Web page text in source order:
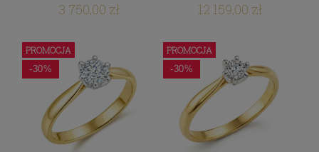
3 750,00 zł 12 159,00 zł
-30%
PROMOCJA
-30%
PROMOCJA